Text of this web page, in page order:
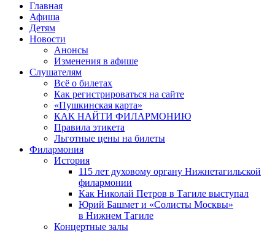
Главная
Афиша
Детям
Новости
Анонсы
Изменения в афише
Слушателям
Всё о билетах
Как регистрироваться на сайте
«Пушкинская карта»
КАК НАЙТИ ФИЛАРМОНИЮ
Правила этикета
Льготные цены на билеты
Филармония
История
115 лет духовому органу Нижнетагильской
филармонии
Как Николай Петров в Тагиле выступал
Юрий Башмет и «Солисты Москвы»
в Нижнем Тагиле
Концертные залы